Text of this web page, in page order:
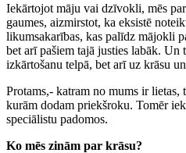
Iekārtojot māju vai dzīvokli, mēs
gaumes, aizmirstot, ka eksistē
likumsakarības, kas palīdz mājokli
bet arī pašiem tajā justies labāk. Un
izkārtošanu telpā, bet arī uz krāsu
Protams,- katram no mums ir lietas,
kurām dodam priekšroku. Tomēr
speciālistu padomos.
Ko mēs zinām par krāsu?